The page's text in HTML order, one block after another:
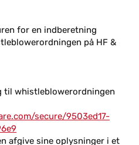
for en indberetning
på HF &
til whistleblowerordningen
secure/9503ed17-
afgive sine oplysninger i et